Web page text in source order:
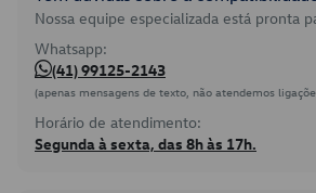
Nossa equipe especializada está pronta
Whatsapp:
(41) 99125-2143
(apenas mensagens de texto, não atendemos
Horário de atendimento:
Segunda à sexta, das 8h às 17h.